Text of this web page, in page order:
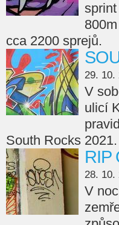
cca 2200 sprejů.
29. 10.
V
ulicí
South Rocks 2021.
RIP
28. 10.
V